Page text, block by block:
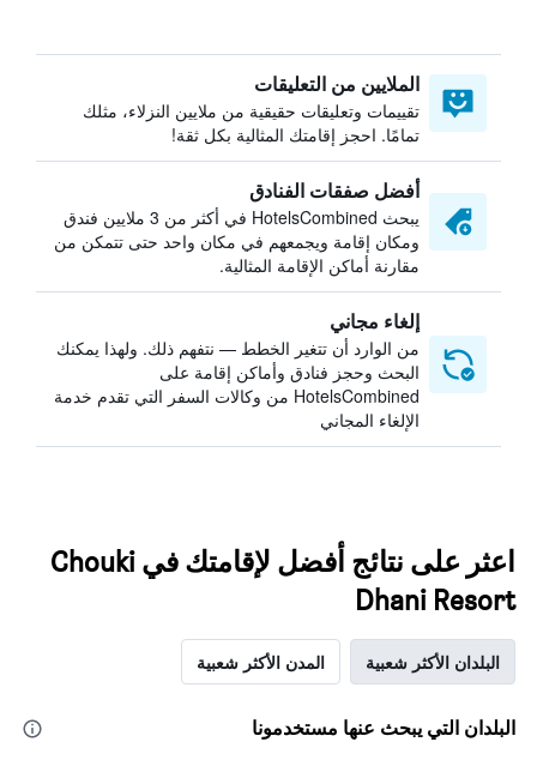
الملايين من التعليقات
تقييمات وتعليقات حقيقية من ملايين النزلاء، مثلك
تمامًا. احجز إقامتك المثالية بكل ثقة!
أفضل صفقات الفنادق
يبحث HotelsCombined في أكثر من 3 ملايين فندق
ومكان إقامة ويجمعهم في مكان واحد حتى تتمكن من
مقارنة أماكن الإقامة المثالية.
إلغاء مجاني
من الوارد أن تتغير الخطط — نتفهم ذلك. ولهذا يمكنك
البحث وحجز فنادق وأماكن إقامة على
HotelsCombined من وكالات السفر التي تقدم خدمة
الإلغاء المجاني
اعثر على نتائج أفضل لإقامتك في Chouki
Dhani Resort
البلدان الأكثر شعبية المدن الأكثر شعبية
البلدان التي يبحث عنها مستخدمونا